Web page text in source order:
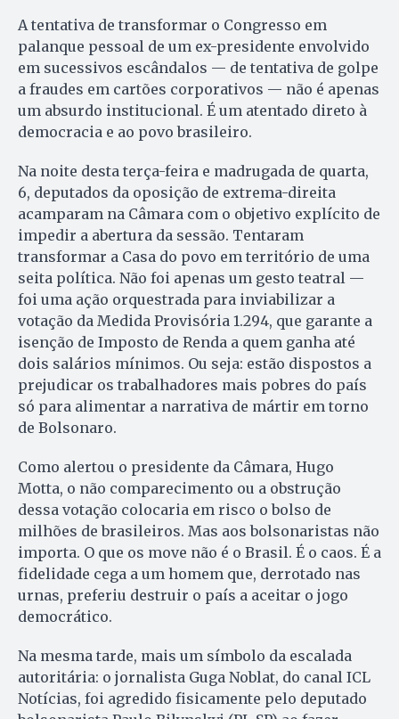
A tentativa de transformar o Congresso em
palanque pessoal de um ex-presidente envolvido
em sucessivos escândalos — de tentativa de golpe
a fraudes em cartões corporativos — não é apenas
um absurdo institucional. É um atentado direto à
democracia e ao povo brasileiro.
Na noite desta terça-feira e madrugada de quarta,
6, deputados da oposição de extrema-direita
acamparam na Câmara com o objetivo explícito de
impedir a abertura da sessão. Tentaram
transformar a Casa do povo em território de uma
seita política. Não foi apenas um gesto teatral —
foi uma ação orquestrada para inviabilizar a
votação da Medida Provisória 1.294, que garante a
isenção de Imposto de Renda a quem ganha até
dois salários mínimos. Ou seja: estão dispostos a
prejudicar os trabalhadores mais pobres do país
só para alimentar a narrativa de mártir em torno
de Bolsonaro.
Como alertou o presidente da Câmara, Hugo
Motta, o não comparecimento ou a obstrução
dessa votação colocaria em risco o bolso de
milhões de brasileiros. Mas aos bolsonaristas não
importa. O que os move não é o Brasil. É o caos. É a
fidelidade cega a um homem que, derrotado nas
urnas, preferiu destruir o país a aceitar o jogo
democrático.
Na mesma tarde, mais um símbolo da escalada
autoritária: o jornalista Guga Noblat, do canal ICL
Notícias, foi agredido fisicamente pelo deputado